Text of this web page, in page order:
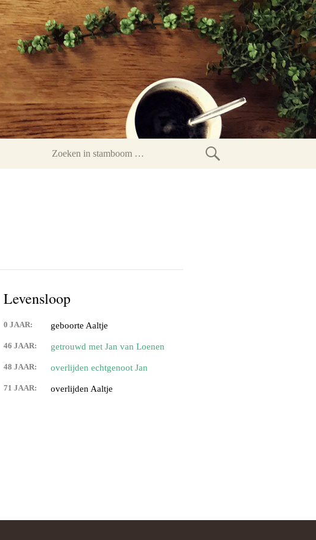
Zoeken
Levensloop
0 JAAR: geboorte Aaltje
46 JAAR: getrouwd met Jan van Loenen
48 JAAR: overlijden echtgenoot Jan
71 JAAR: overlijden Aaltje